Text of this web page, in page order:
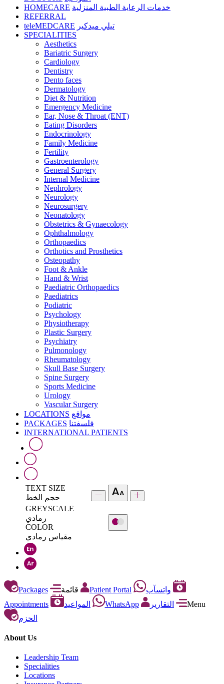
HOMECARE خدمات الرعاية الطبية المنزلية
REFERRAL
teleMEDCARE تيلي ميدكير
SPECIALITIES
Aesthetics
Bariatric Surgery
Cardiology
Dentistry
Dento faces
Dermatology
Diet & Nutrition
Emergency Medicine
Ear, Nose & Throat (ENT)
Eating Disorders
Endocrinology
Family Medicine
Fertility
Gastroenterology
General Surgery
Internal Medicine
Nephrology
Neurology
Neurosurgery
Neonatology
Obstetrics & Gynaecology
Ophthalmology
Orthopaedics
Orthotics and Prosthetics
Osteopathy
Foot & Ankle
Hand & Wrist
Paediatric Orthopaedics
Paediatrics
Podiatric
Psychology
Physiotherapy
Plastic Surgery
Psychiatry
Pulmonology
Rheumatology
Skull Base Surgery
Spine Surgery
Sports Medicine
Urology
Vascular Surgery
LOCATIONS مواقع
PACKAGES فلسفتنا
INTERNATIONAL PATIENTS
TEXT SIZE
حجم الخط
GREYSCALE
رمادي
COLOR
مقياس رمادي
Packages Patient Portal
واتسآب
Appointments
المواعيد WhatsApp التقارير
Menu
الحزم
About Us
Leadership Team
Specialities
Locations